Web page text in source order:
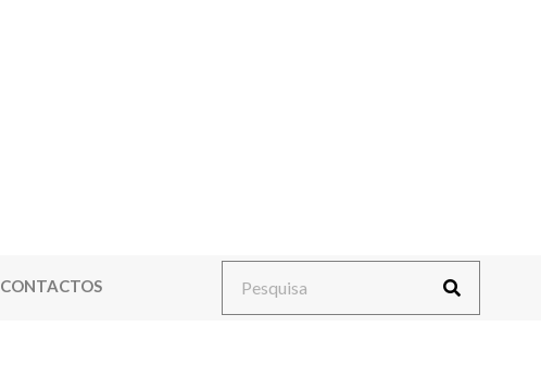
CONTACTOS